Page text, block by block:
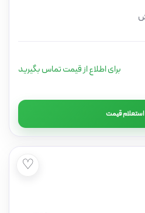
برای اطلاع از قیمت تماس بگیرید
استعلام قیمت
♡